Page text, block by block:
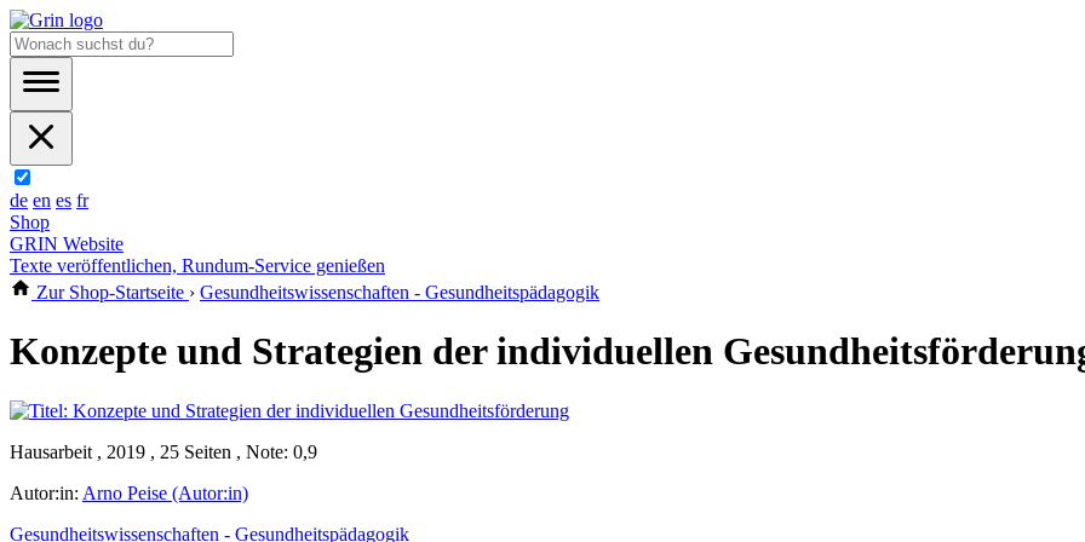
de en es fr
Shop
GRIN Website
Texte veröffentlichen, Rundum-Service genießen
Zur Shop-Startseite › Gesundheitswissenschaften - Gesundheitspädagogik
Konzepte und Strategien der individuellen
Hausarbeit , 2019 , 25 Seiten , Note: 0,9
Autor:in: Arno Peise (Autor:in)
Gesundheitswissenschaften - Gesundheitspädagogik